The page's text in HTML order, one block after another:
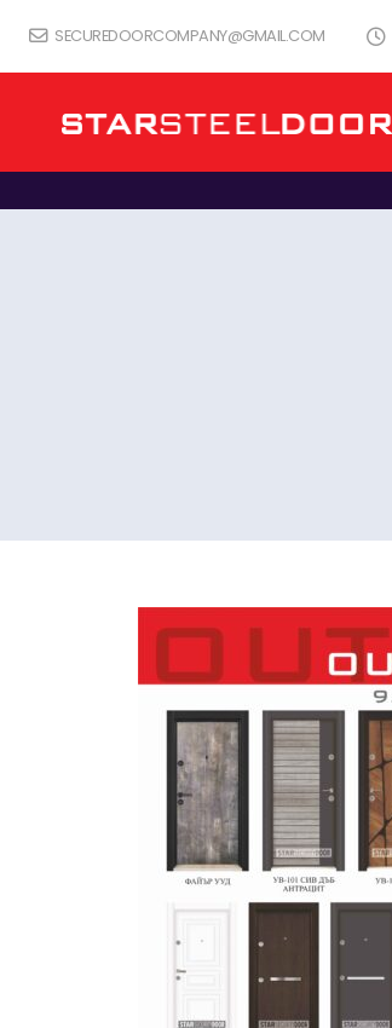
SECUREDOORCOMPANY@GMAIL.COM